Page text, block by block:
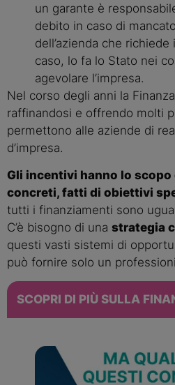
un garante è
debito in caso di
dell’azienda che
caso, lo fa lo Stato nei
agevolare l’impresa.
Nel corso degli anni la
raffinandosi e offrendo molti
permettono alle aziende di
d’impresa.
Gli incentivi hanno lo
concreti, fatti di obiettivi
tutti i finanziamenti sono
C’è bisogno di una strategia
questi vasti sistemi di
può fornire solo un
SCOPRI DI PIÙ SULLA